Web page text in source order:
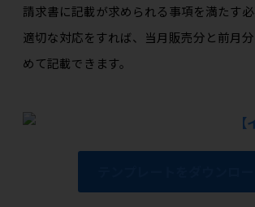
請求書に記載が求められる事項を満たす必
適切な対応をすれば、当月販売分と前月
めて記載できます。